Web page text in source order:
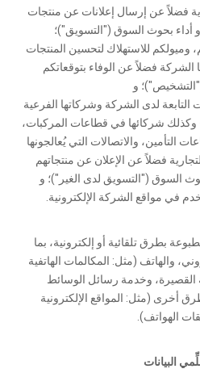
فضلاً عن إرسال إعلانات عن منتجات
أداء بحوث السوق ("التسويق")؛
وميولكم للاستهلاك لتحسين المنتجات
الشركة فضلاً عن الوفاء بتوقعاتكم
و
التابعة لدى الشركة وشركاتها الفرعية
وكذلك شركائها في قطاعات المركبات،
التأمين، والاتصالات التي يُعالجونها
فضلاً عن الإعلان عن منتجاتهم
السوق ("التسويق لدى الغير")؛ و
في مواقع الشركة الإلكترونية.
بطرق تلقائية أو إلكترونية، بما
والهاتف (مثل: المكالمات الهاتفية
القصيرة، وخدمة رسائل الوسائط
أخرى (مثل: المواقع الإلكترونية
الهواتف).
البيانات